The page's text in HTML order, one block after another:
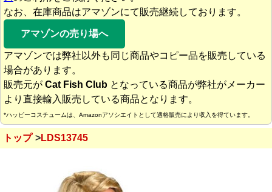
なお、在庫商品はアマゾンにて販売継続しております。
アマゾンの売り場へ
アマゾンでは弊社以外も同じ商品やコピー品を販売している
場合があります。
販売元が Cat Fish Club となっている商品が弊社がメーカー
より直接輸入販売している商品となります。
*ハッピーコスチュームは、Amazonアソシエイトとして適格販売により収入を得ています。
トップ LDS13745